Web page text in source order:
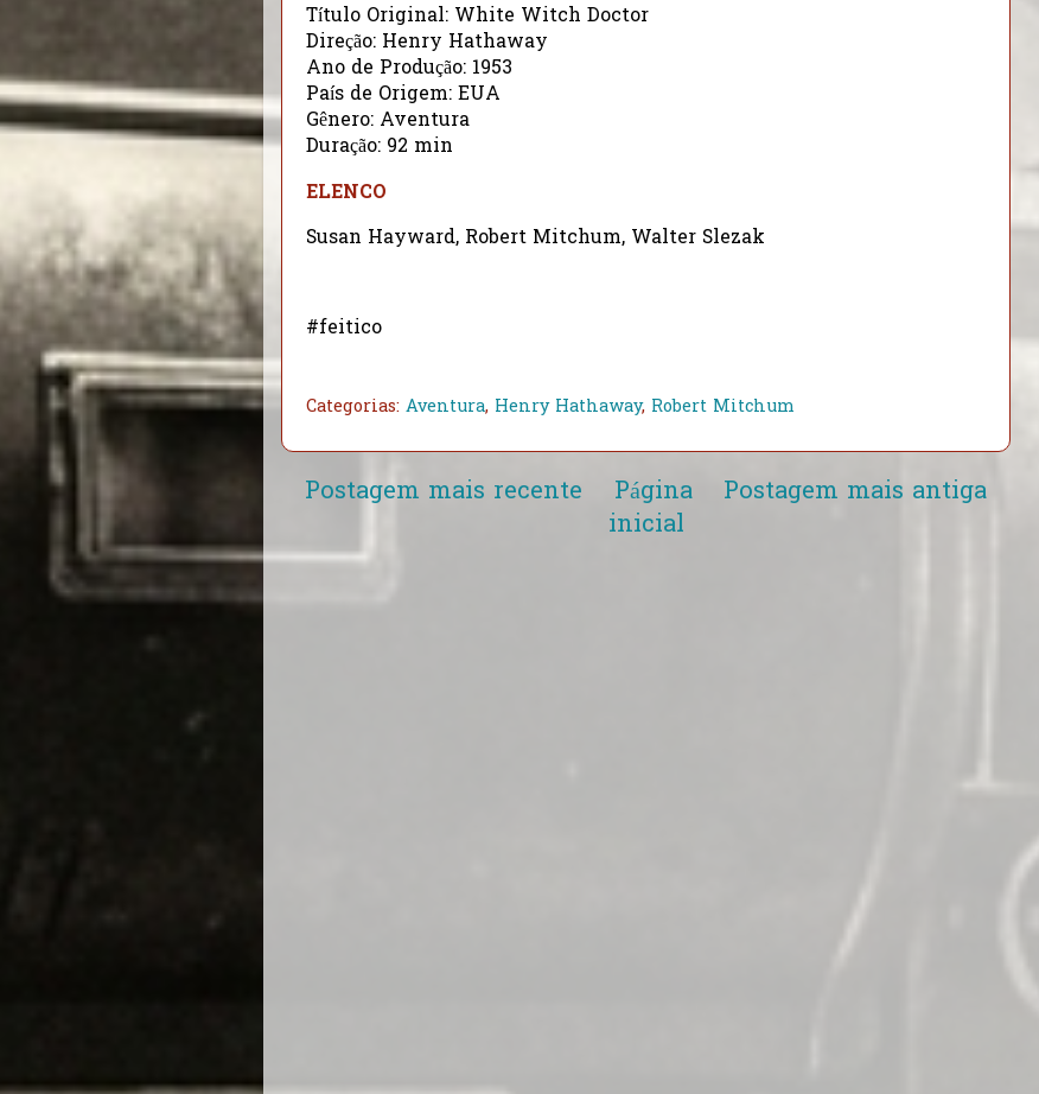
Título Original: White Witch Doctor
Direção: Henry Hathaway
Ano de Produção: 1953
País de Origem: EUA
Gênero: Aventura
Duração: 92 min
ELENCO
Susan Hayward, Robert Mitchum, Walter Slezak
#feitico
Categorias: Aventura, Henry Hathaway, Robert Mitchum
Postagem mais recente Postagem mais antiga
Página
inicial